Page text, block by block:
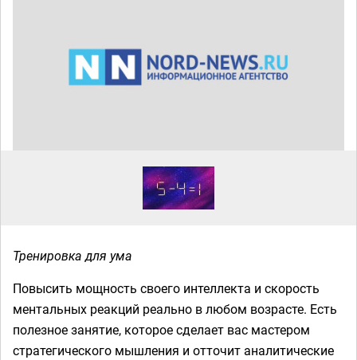
Тренировка для ума
Повысить мощность своего интеллекта и скорость
ментальных реакций реально в любом возрасте. Есть
полезное занятие, которое сделает вас мастером
стратегического мышления и отточит аналитические